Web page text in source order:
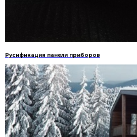
Русификация панели приборов